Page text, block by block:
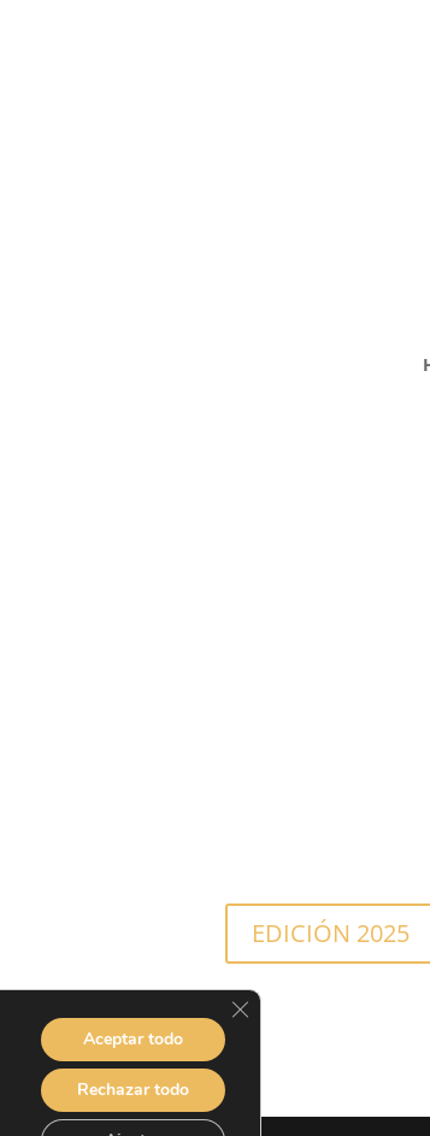
EDICIÓN 2025
Aceptar todo
Rechazar todo
Cerrar el banner de